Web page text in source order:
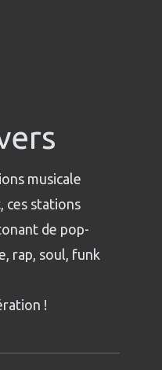
musicale
ces stations
de pop-
rap, soul, funk
!